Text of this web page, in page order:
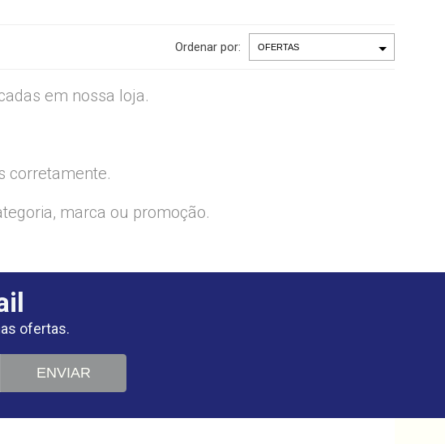
Ordenar por:
em nossa loja.
corretamente.
marca ou promoção.
ofertas.
ENVIAR